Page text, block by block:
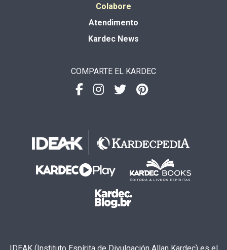
Colabore
Atendimento
Kardec News
COMPARTE EL KARDEC